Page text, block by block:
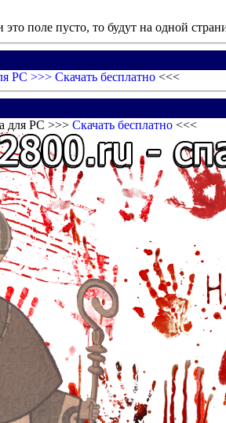
поле пусто, то будут на одной
PC >>> Скачать бесплатно <<<
для PC >>> Скачать бесплатно <<<